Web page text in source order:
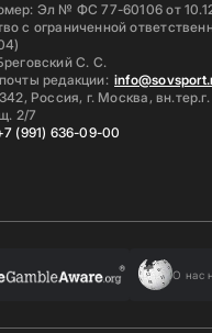
Эл № ФС 77-60106 от
с ограниченной
С. С.
редакции:
Россия, г. Москва,
2/7
(991) 636-09-00
О нас